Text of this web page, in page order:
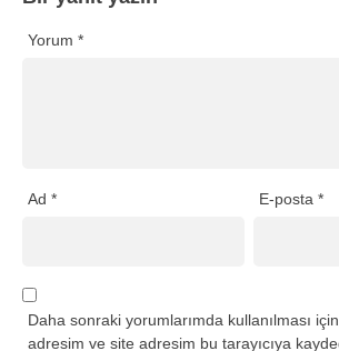
Yorum *
Ad * E-posta*
Daha sonraki yorumlarımda kullanılması
adresim ve site adresim bu tarayıcıya